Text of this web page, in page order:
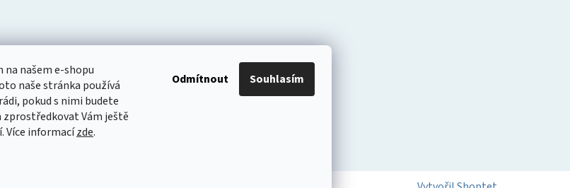
na našem e-shopu
naše stránka používá
pokud s nimi budete
Vám ještě
Více informacízde.
Odmítnout Souhlasím